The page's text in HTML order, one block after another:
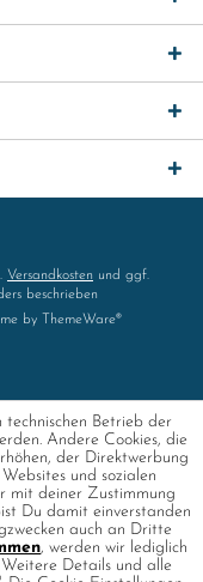
Versandkosten und ggf.
beschrieben
by
ThemeWare®
technischen Betrieb der
Andere Cookies, die
der Direktwerbung
und sozialen
mit deiner Zustimmung
Du damit einverstanden
auch an Dritte
, werden wir lediglich
Details und alle